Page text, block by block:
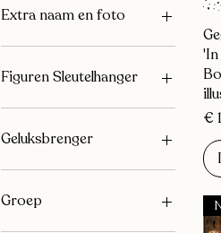
2
Extra naam en foto
7
8
10
11
Figuren Sleutelhanger
Gegraveerde bloemetjes
Hartjes
Geluksbrenger
Ja
Nee
Groep
'In
€